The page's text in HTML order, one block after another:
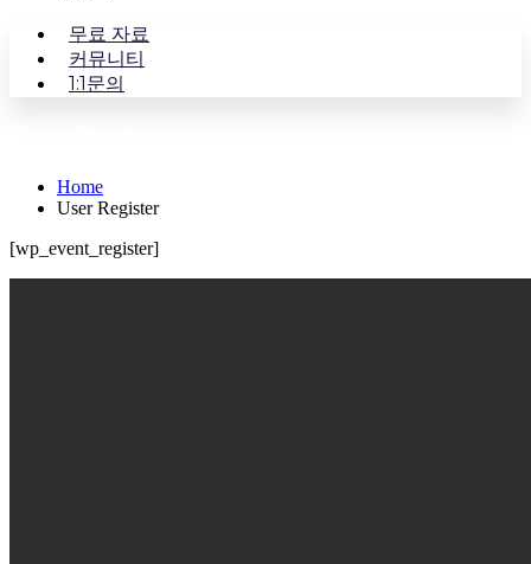
무료 자료
커뮤니티
1:1문의
Home
User Register
[wp_event_register]